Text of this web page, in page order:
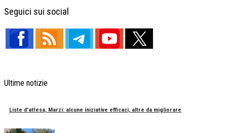
Seguici sui social
Ultime notizie
Liste d'attesa, Marzi: alcune iniziative efficaci, altre da migliorare